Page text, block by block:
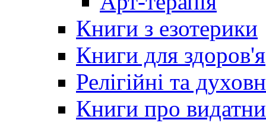
Книги з езотерики
Книги для здоров'я
Релігійні та
Книги про